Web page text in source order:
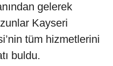
gelerek
Kayseri
tüm hizmetlerini
buldu.